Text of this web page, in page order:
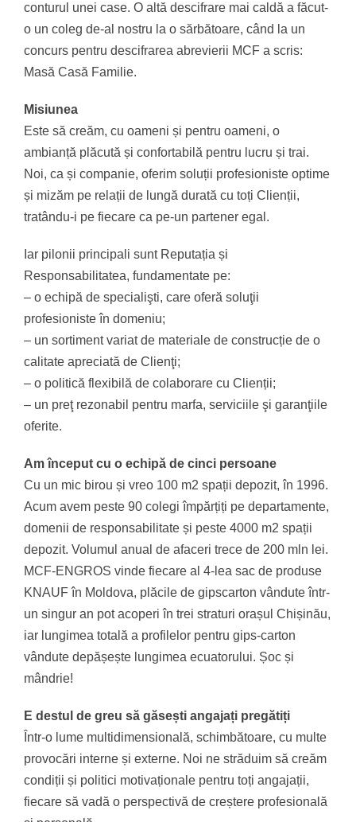
conturul unei case. O altă descifrare mai caldă a făcut-
o un coleg de-al nostru la o sărbătoare, când la un
concurs pentru descifrarea abrevierii MCF a scris:
Masă Casă Familie.
Misiunea
Este să creăm, cu oameni și pentru oameni, o
ambianță plăcută și confortabilă pentru lucru și trai.
Noi, ca și companie, oferim soluții profesioniste optime
și mizăm pe relații de lungă durată cu toți Clienții,
tratându-i pe fiecare ca pe-un partener egal.
Iar pilonii principali sunt Reputația și
Responsabilitatea, fundamentate pe:
– o echipă de specialişti, care oferă soluţii
profesioniste în domeniu;
– un sortiment variat de materiale de construcție de o
calitate apreciată de Clienţi;
– o politică flexibilă de colaborare cu Clienții;
– un preţ rezonabil pentru marfa, serviciile şi garanţiile
oferite.
Am început cu o echipă de cinci persoane
Cu un mic birou și vreo 100 m2 spații depozit, în 1996.
Acum avem peste 90 colegi împărțiți pe departamente,
domenii de responsabilitate și peste 4000 m2 spații
depozit. Volumul anual de afaceri trece de 200 mln lei.
MCF-ENGROS vinde fiecare al 4-lea sac de produse
KNAUF în Moldova, plăcile de gipscarton vândute într-
un singur an pot acoperi în trei straturi orașul Chișinău,
iar lungimea totală a profilelor pentru gips-carton
vândute depășește lungimea ecuatorului. Șoc și
mândrie!
E destul de greu să găsești angajați pregătiți
Într-o lume multidimensională, schimbătoare, cu multe
provocări interne și externe. Noi ne străduim să creăm
condiții și politici motivaționale pentru toți angajații,
fiecare să vadă o perspectivă de creștere profesională